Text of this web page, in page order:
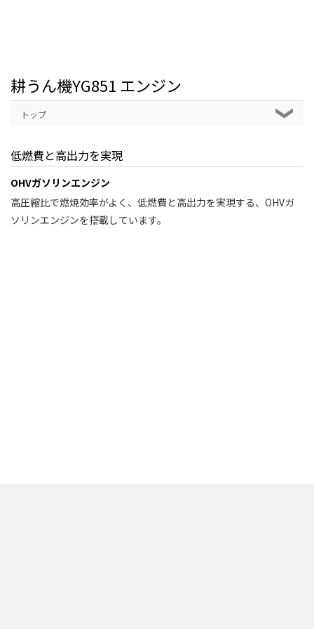
耕うん機YG851 エンジン
トップ
低燃費と高出力を実現
OHVガソリンエンジン
高圧縮比で燃焼効率がよく、低燃費と高出力を実現する、OHVガ
ソリンエンジンを搭載しています。